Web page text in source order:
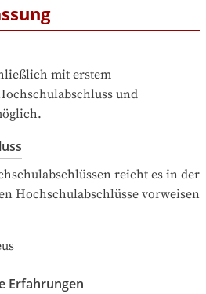
mit erstem
und
reicht es in der
Hochschulabschlüsse vorweisen
Erfahrungen